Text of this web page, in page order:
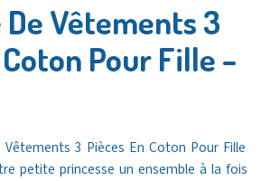
Vêtements 3
Pour Fille –
3 Pièces En Coton Pour Fille
petite princesse un ensemble à la fois